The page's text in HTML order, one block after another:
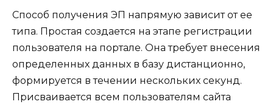
Способ получения ЭП напрямую зависит от ее
типа. Простая создается на этапе регистрации
пользователя на портале. Она требует внесения
определенных данных в базу дистанционно,
формируется в течении нескольких секунд.
Присваивается всем пользователям сайта